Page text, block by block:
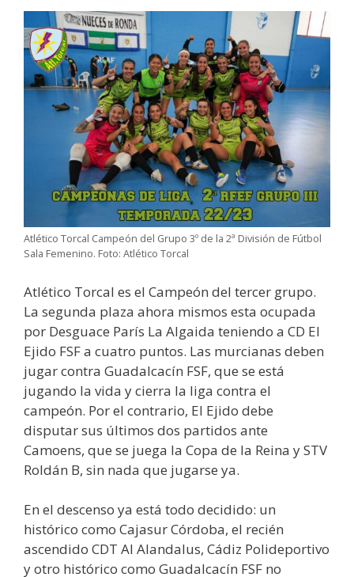
Atlético Torcal Campeón del Grupo 3º de la 2ª División de Fútbol
Sala Femenino. Foto: Atlético Torcal
Atlético Torcal es el Campeón del tercer grupo.
La segunda plaza ahora mismos esta ocupada
por Desguace París La Algaida teniendo a CD El
Ejido FSF a cuatro puntos. Las murcianas deben
jugar contra Guadalcacín FSF, que se está
jugando la vida y cierra la liga contra el
campeón. Por el contrario, El Ejido debe
disputar sus últimos dos partidos ante
Camoens, que se juega la Copa de la Reina y STV
Roldán B, sin nada que jugarse ya.
En el descenso ya está todo decidido: un
histórico como Cajasur Córdoba, el recién
ascendido CDT Al Alandalus, Cádiz Polideportivo
y otro histórico como Guadalcacín FSF no